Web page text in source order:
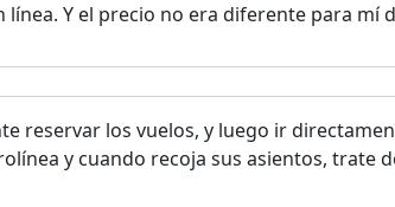
línea. Y el precio no era diferente para mí
reservar los vuelos, y luego ir
y cuando recoja sus asientos, trate